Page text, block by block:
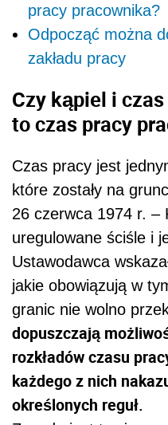
pracy pracownika?
Odpocząć można
zakładu pracy
Czy kąpiel i
to czas pracy
Czas pracy jest
które zostały na
26 czerwca 1974 r. –
uregulowane ściśle i
Ustawodawca
jakie obowiązują w
granic nie wolno
dopuszczają
rozkładów czasu
każdego z nich
określonych reguł.